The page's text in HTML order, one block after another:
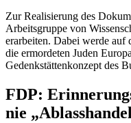
Zur Realisierung des
Arbeitsgruppe von
erarbeiten. Dabei werde
die ermordeten Juden
Gedenkstättenkonzept des
FDP:
nie